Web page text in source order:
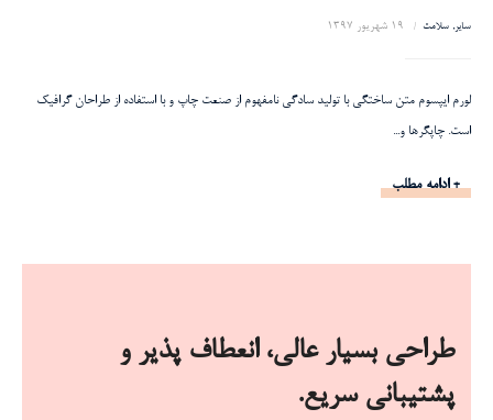
سایر سلامت 19 شهریور 1397
لورم ایپسوم متن ساختگی با تولید سادگی نامفهوم از صنعت چاپ و با استفاده از طراحان گرافیک
است. چاپگرها و...
+ ادامه مطلب
طراحی بسیار عالی، انعطاف پذیر و
پشتیبانی سریع.